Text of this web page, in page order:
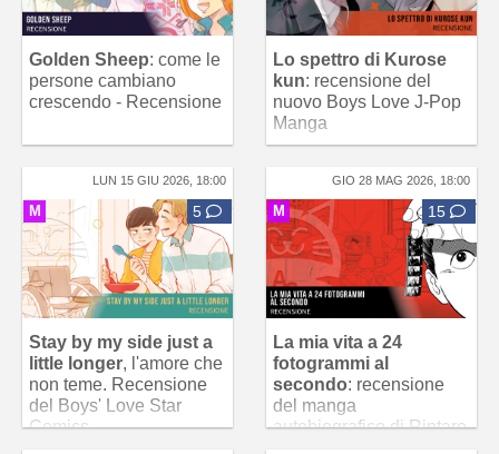
Golden Sheep: come le
persone cambiano
crescendo - Recensione
Lo spettro di Kurose
kun: recensione del
nuovo Boys Love J-Pop
Manga
LUN 15 GIU 2026, 18:00
M 5
Stay by my side just a
little longer, l'amore che
non teme. Recensione
del Boys' Love Star
Comics
GIO 28 MAG 2026, 18:00
M 15
La mia vita a 24
fotogrammi al
secondo: recensione
del manga
autobiografico di Rintaro